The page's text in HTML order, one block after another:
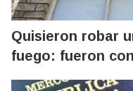
Quisieron robar
fuego: fueron